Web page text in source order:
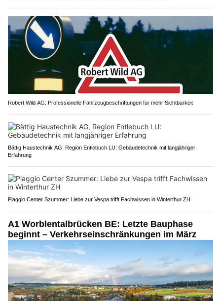
Robert Wild AG: Professionelle Fahrzeugbeschriftungen für mehr Sichtbarkeit
Bättig Haustechnik AG, Region Entlebuch LU: Gebäudetechnik mit langjähriger
Erfahrung
Piaggio Center Szummer: Liebe zur Vespa trifft Fachwissen in Winterthur ZH
A1 Worblentalbrücken BE: Letzte Bauphase
beginnt – Verkehrseinschränkungen im März